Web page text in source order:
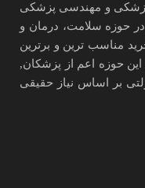
پزشکی و مهندسی پزشکی
حوزه سلامت، درمان و
مناسب ترین و برترین
حوزه اعم از پزشکان,
بر اساس نیاز حقیقی